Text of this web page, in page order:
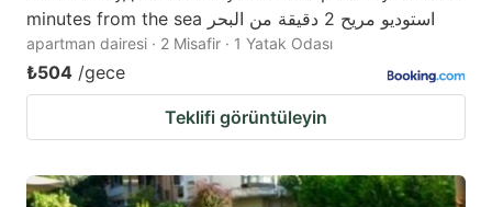
minutes from the sea استوديو مريح 2 دقيقة من البحر
apartman dairesi · 2 Misafir · 1 Yatak Odası
₺504 /gece
Teklifi görüntüleyin